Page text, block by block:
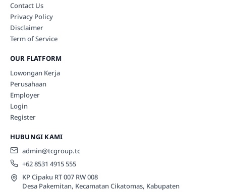
Contact Us
Privacy Policy
Disclaimer
Term of Service
OUR FLATFORM
Lowongan Kerja
Perusahaan
Employer
Login
Register
HUBUNGI KAMI
admin@tcgroup.tc
+62 8531 4915 555
KP Cipaku RT 007 RW 008
Desa Pakemitan, Kecamatan Cikatomas, Kabupaten